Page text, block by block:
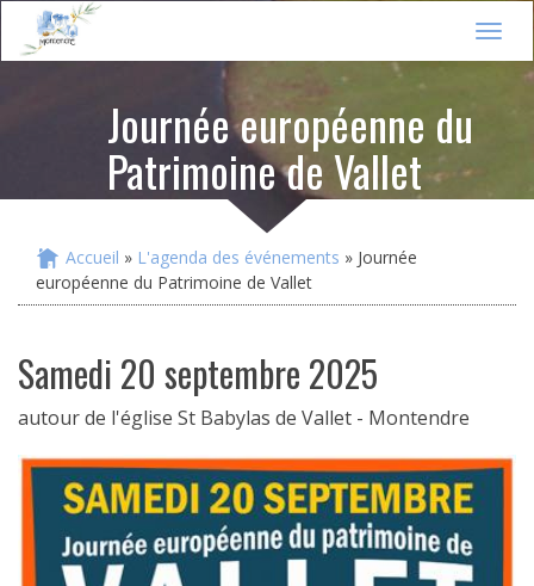
T
o
a
Journée européenne du
Patrimoine de Vallet
Vous êtes ici
Accueil » L'agenda des événements » Journée
européenne du Patrimoine de Vallet
samedi 20 septembre 2025
autour de l'église St Babylas de Vallet - Montendre